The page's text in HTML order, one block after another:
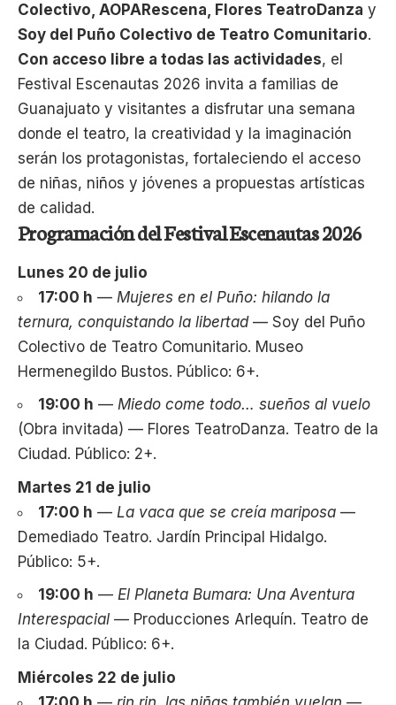
Colectivo, AOPARescena, Flores TeatroDanza y
Soy del Puño Colectivo de Teatro Comunitario.
Con acceso libre a todas las actividades, el
Festival Escenautas 2026 invita a familias de
Guanajuato y visitantes a disfrutar una semana
donde el teatro, la creatividad y la imaginación
serán los protagonistas, fortaleciendo el acceso
de niñas, niños y jóvenes a propuestas artísticas
de calidad.
Programación del Festival Escenautas 2026
Lunes 20 de julio
17:00 h — Mujeres en el Puño: hilando la
ternura, conquistando la libertad— Soy del Puño
Colectivo de Teatro Comunitario. Museo
Hermenegildo Bustos. Público: 6+.
19:00 h — Miedo come todo… sueños al vuelo
(Obra invitada) — Flores TeatroDanza. Teatro de la
Ciudad. Público: 2+.
Martes 21 de julio
17:00 h — La vaca que se creía mariposa —
Demediado Teatro. Jardín Principal Hidalgo.
Público: 5+.
19:00 h — El Planeta Bumara: Una Aventura
Interespacial — Producciones Arlequín. Teatro de
la Ciudad. Público: 6+.
Miércoles 22 de julio